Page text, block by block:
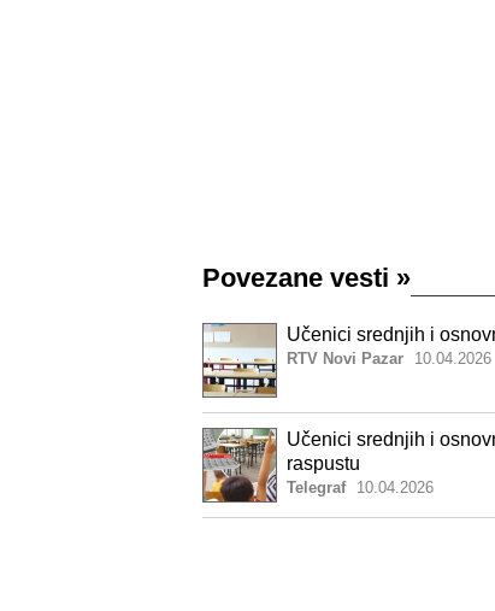
Povezane vesti »
Učenici srednjih i
RTV Novi Pazar 10.04.2026
Učenici srednjih i
raspustu
Telegraf 10.04.2026